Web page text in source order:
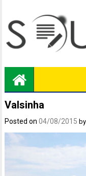
content
Valsinha
Posted on04/08/2015 by